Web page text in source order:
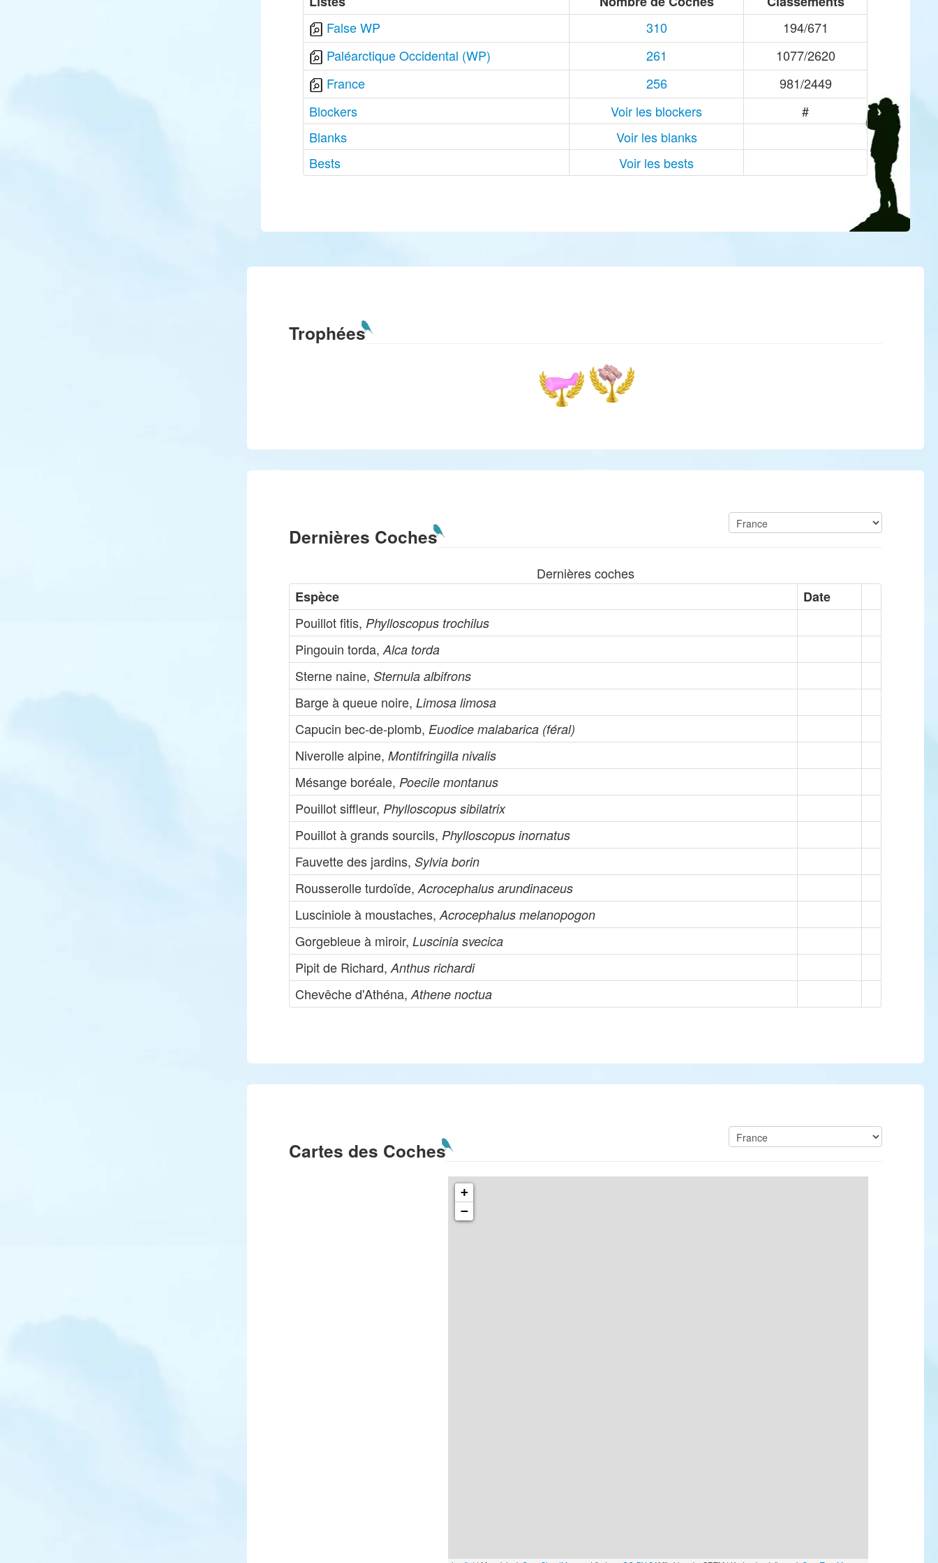
False WP
310
194/671
Paléarctique Occidental (WP)
261
1077/2620
France
256
981/2449
Blockers
Voir les blockers
#
Blanks
Voir les blanks
Bests
Voir les bests
Trophées
Dernières Coches
Dernières coches
Espèce
Date
Pouillot fitis, Phylloscopus trochilus
Pingouin torda,Alca torda
Sterne naine,Sternula albifrons
Barge à queue noire,Limosa limosa
Capucin bec-de-plomb, Euodice malabarica (féral)
Niverolle alpine,Montifringilla nivalis
Mésange boréale, Poecile montanus
Pouillot siffleur, Phylloscopus sibilatrix
Pouillot à grands sourcils, Phylloscopus inornatus
Fauvette des jardins,Sylvia borin
Rousserolle turdoïde,Acrocephalus arundinaceus
Lusciniole à moustaches,Acrocephalus melanopogon
Gorgebleue à miroir,Luscinia svecica
Pipit de Richard,Anthus richardi
Chevêche d'Athéna,Athene noctua
Cartes des Coches
+
−